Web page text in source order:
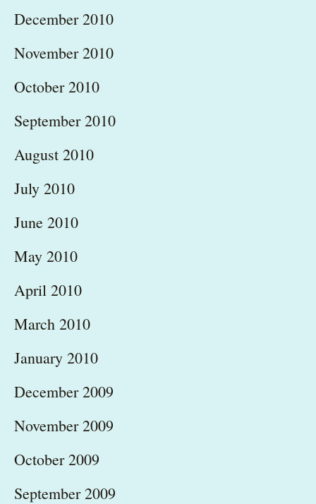
December 2010
November 2010
October 2010
September 2010
August 2010
July 2010
June 2010
May 2010
April 2010
March 2010
January 2010
December 2009
November 2009
October 2009
September 2009